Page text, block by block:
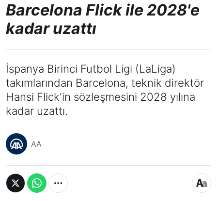
Barcelona Flick ile 2028'e
kadar uzattı
İspanya Birinci Futbol Ligi (LaLiga)
takımlarından Barcelona, teknik direktör
Hansi Flick'in sözleşmesini 2028 yılına
kadar uzattı.
AA